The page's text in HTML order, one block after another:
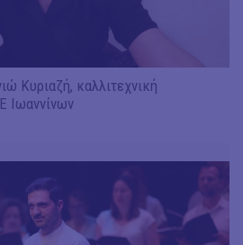
Κυριαζή, καλλιτεχνική
Ιωαννίνων